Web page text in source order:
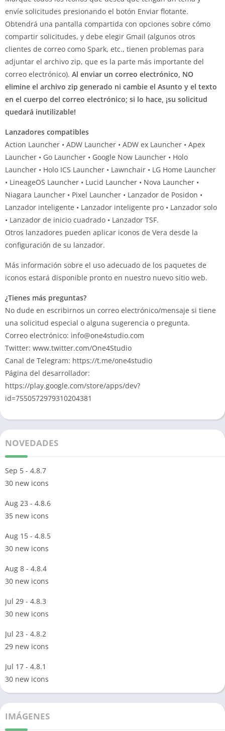
envíe solicitudes presionando el botón Enviar flotante.
Obtendrá una pantalla compartida con opciones sobre cómo
compartir solicitudes, y debe elegir Gmail (algunos otros
clientes de correo como Spark, etc., tienen problemas para
adjuntar el archivo zip, que es la parte más importante del
correo electrónico). Al enviar un correo electrónico, NO
elimine el archivo zip generado ni cambie el Asunto y el texto
en el cuerpo del correo electrónico; si lo hace, ¡su solicitud
quedará inutilizable!
Lanzadores compatibles
Action Launcher • ADW Launcher • ADW ex Launcher • Apex
Launcher • Go Launcher • Google Now Launcher • Holo
Launcher • Holo ICS Launcher • Lawnchair • LG Home Launcher
• LineageOS Launcher • Lucid Launcher • Nova Launcher •
Niagara Launcher • Pixel Launcher • Lanzador de Posidon •
Lanzador inteligente • Lanzador inteligente pro • Lanzador solo
• Lanzador de inicio cuadrado • Lanzador TSF.
Otros lanzadores pueden aplicar iconos de Vera desde la
configuración de su lanzador.
Más información sobre el uso adecuado de los paquetes de
iconos estará disponible pronto en nuestro nuevo sitio web.
¿Tienes más preguntas?
No dude en escribirnos un correo electrónico/mensaje si tiene
una solicitud especial o alguna sugerencia o pregunta.
Correo electrónico: info@one4studio.com
Twitter: www.twitter.com/One4Studio
Canal de Telegram: https://t.me/one4studio
Página del desarrollador:
https://play.google.com/store/apps/dev?
id=7550572979310204381
NOVEDADES
Sep 5 - 4.8.7
30 new icons
Aug 23 - 4.8.6
35 new icons
Aug 15 - 4.8.5
30 new icons
Aug 8 - 4.8.4
30 new icons
Jul 29 - 4.8.3
30 new icons
Jul 23 - 4.8.2
29 new icons
Jul 17 - 4.8.1
30 new icons
IMÁGENES